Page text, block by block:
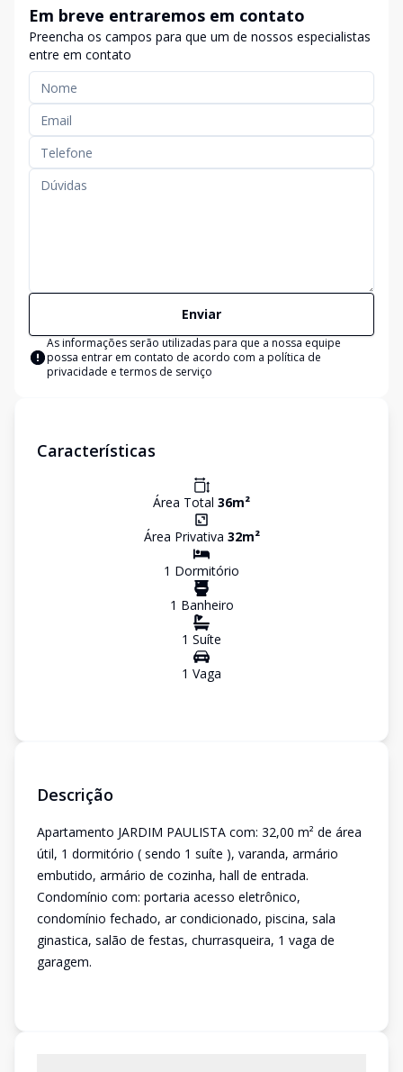
Em breve entraremos em contato
Preencha os campos para que um de nossos especialistas
entre em contato
Enviar
As informações serão utilizadas para que a nossa equipe
possa entrar em contato de acordo com a política de
privacidade e termos de serviço
Características
Área Total 36m²
Área Privativa 32m²
1 Dormitório
1 Banheiro
1 Suíte
1 Vaga
Descrição
Apartamento JARDIM PAULISTA com: 32,00 m² de área
útil, 1 dormitório ( sendo 1 suíte ), varanda, armário
embutido, armário de cozinha, hall de entrada.
Condomínio com: portaria acesso eletrônico,
condomínio fechado, ar condicionado, piscina, sala
ginastica, salão de festas, churrasqueira, 1 vaga de
garagem.